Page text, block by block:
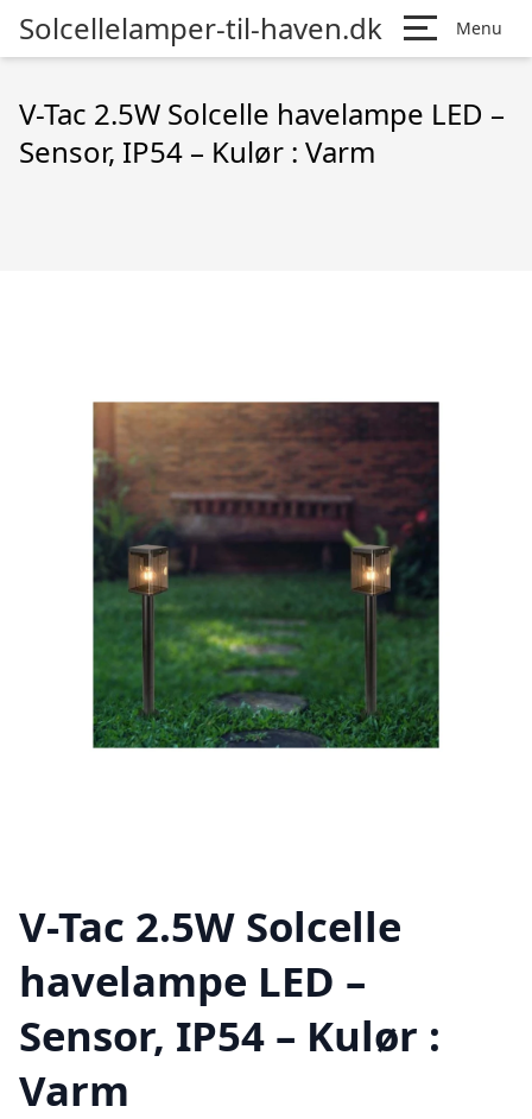
Solcellelamper-til-haven.dk Menu
V-Tac 2.5W Solcelle havelampe LED –
Sensor, IP54 – Kulør : Varm
V-Tac 2.5W Solcelle
havelampe LED –
Sensor, IP54 – Kulør :
Varm